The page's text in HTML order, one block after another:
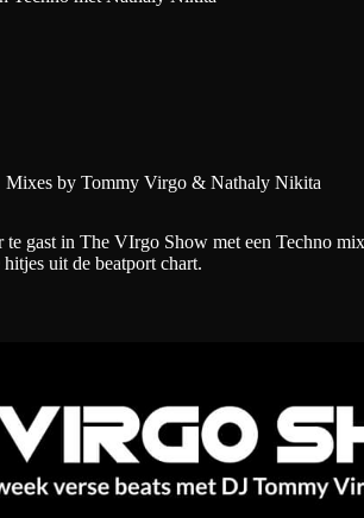
Mixes by Tommy Virgo & Nathaly Nikita
gast in The VIrgo Show met een Techno
uit de beatport chart.